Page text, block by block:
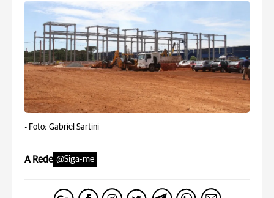
- Foto: Gabriel Sartini
A Rede @Siga-me